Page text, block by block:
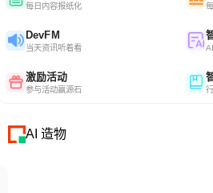
每日内容报纸化
DevFM
当天资讯听着看
激励活动
参与活动赢源石
AI 造物